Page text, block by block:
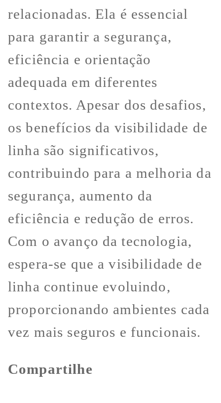
relacionadas. Ela é essencial
para garantir a segurança,
eficiência e orientação
adequada em diferentes
contextos. Apesar dos desafios,
os benefícios da visibilidade de
linha são significativos,
contribuindo para a melhoria da
segurança, aumento da
eficiência e redução de erros.
Com o avanço da tecnologia,
espera-se que a visibilidade de
linha continue evoluindo,
proporcionando ambientes cada
vez mais seguros e funcionais.
Compartilhe